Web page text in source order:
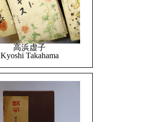
高浜虚子
Kyoshi Takahama